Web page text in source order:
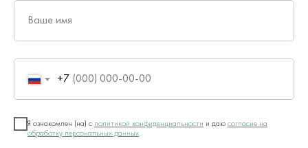
Ваше имя
+7
Я ознакомлен (на) с политикой конфиденциальности и даю согласие на
обработку персональных данных